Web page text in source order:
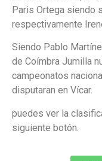
Paris Ortega siendo
respectivamente
Siendo Pablo
de Coímbra Jumilla
campeonatos
disputaran en Vícar.
puedes ver la
siguiente botón.